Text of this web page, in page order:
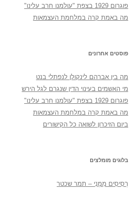
פוגרום 1929 בצפת "עולמנו חרב עלינו"
מה באמת קרה במלחמת העצמאות
פוסטים אחרונים
מה בין אברהם לינקולן לנפתלי בנט
מי האשמים בעינוי הדין שנגרם לגל הירש
פוגרום 1929 בצפת "עולמנו חרב עלינו"
מה באמת קרה במלחמת העצמאות
ביום הזיכרון לשואה כל הקישורים
בלוגים מומלצים
רְסִיסִים מִמֶנִי – תמר שכטר